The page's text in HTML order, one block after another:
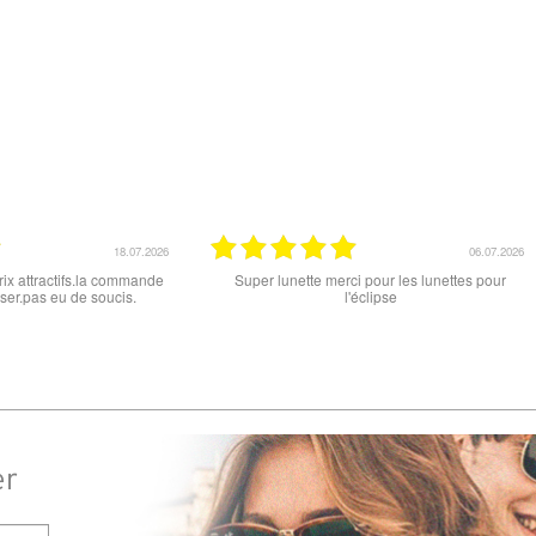
15.06.2026
soit le produit commandé
. merci
12.06.2026
super les lunettes, très cool, merci